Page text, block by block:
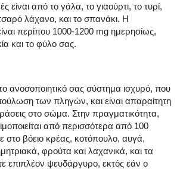
είναι από το γάλα, το γιαούρτι, το τυρί,
λάχανο, και το σπανάκι. Η
περίπου 1000-1200 mg ημερησίως,
και το φύλο σας.
ανοσοποιητικό σας σύστημα ισχυρό, που
των πληγών, και είναι απαραίτητη
στο σώμα. Στην πραγματικότητα,
από περισσότερα από 100
στο βόειο κρέας, κοτόπουλο, αυγά,
φρούτα και λαχανικά, και τα
επιπλέον ψευδάργυρο, εκτός εάν ο